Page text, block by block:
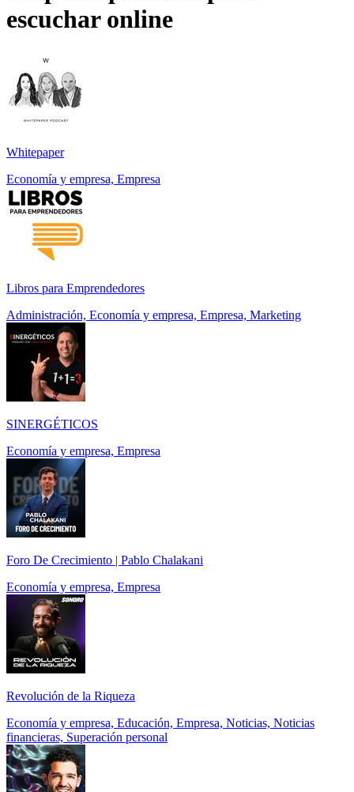
escuchar online
Whitepaper
Economía y empresa, Empresa
Libros para Emprendedores
Administración, Economía y empresa, Empresa, Marketing
SINERGÉTICOS
Economía y empresa, Empresa
Foro De Crecimiento | Pablo Chalakani
Economía y empresa, Empresa
Revolución de la Riqueza
Economía y empresa, Educación, Empresa, Noticias, Noticias
financieras, Superación personal